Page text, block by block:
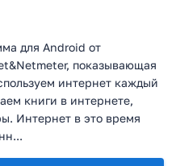
для Android от
показывающая
интернет каждый
книги в интернете,
Интернет в это время